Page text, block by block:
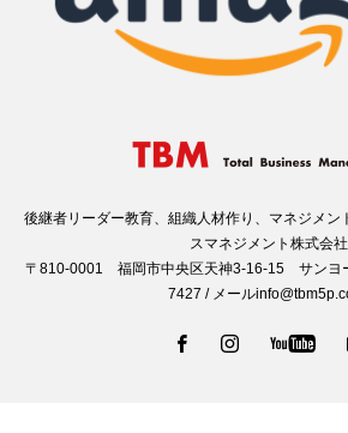
後継者リーダー教育、組織人材作り、マネジメ
スマネジメント株式会社
〒810-0001 福岡市中央区天神3-16-15 サン
7427 / メール